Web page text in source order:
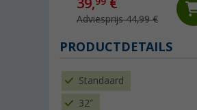
39, €
Adviesprijs 44,99 €
PRODUCTDETAILS
Standaard
32”